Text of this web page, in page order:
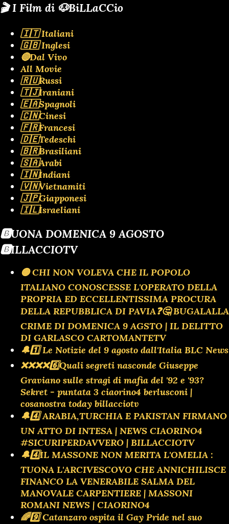
🎬 I Film di 🐶BiLLaCCio
🇮🇹 Italiani
🇬🇧 Inglesi
🔴Dal Vivo
All Movie
🇷🇺Russi
🇹🇯Iraniani
🇪🇦Spagnoli
🇨🇳Cinesi
🇫🇷Francesi
🇩🇪Tedeschi
🇧🇷Brasiliani
🇸🇦Arabi
🇮🇳Indiani
🇻🇳Vietnamiti
🇯🇵Giapponesi
🇮🇱Israeliani
🅱️UONA DOMENICA 9 AGOSTO
🅱️ILLACCIOTV
🟡 CHI NON VOLEVA CHE IL POPOLO
ITALIANO CONOSCESSE L'OPERATO DELLA
PROPRIA ED ECCELLENTISSIMA PROCURA
DELLA REPUBBLICA DI PAVIA❓️🤔 BUGALALLA
CRIME DI DOMENICA 9 AGSTO | IL DELITTO
DI GARLASCO CARTOMANTETV
🔔1️⃣ Le Notizie del 9 agosto dall'Italia BLC News
❌️❌️❌️❌️6️⃣Quali segreti nasconde Giuseppe
Graviano sulle stragi di mafia del '92 e '93?
Sekret - puntata 3 ciaorino4 berlusconi |
cosanostra today billacciotv
🔔4️⃣ ARABIA,TURCHIA E PAKISTAN FIRMANO
UN ATTO DI INTESA | NEWS CIAORINO4
#SICURIPERDAVVERO | BILLACCIOTV
🔔4️⃣IL MASSONE NON MERITA L'OMELIA :
TUONA L'ARCIVESCOVO CHE ANNICHILISCE
FINANCO LA VENERABILE SALMA DEL
MANOVALE CARPENTIERE | MASSONI
ROMANI NEWS | CIAORINO4
🌈9️⃣ Catanzaro ospita il Gay Pride nel suo